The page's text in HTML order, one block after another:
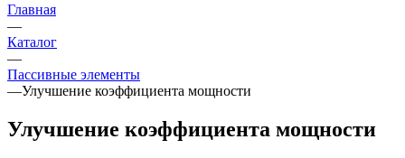
Главная
—
Каталог
—
Пассивные элементы
—Улучшение коэффициента мощности
Улучшение коэффициента мощности